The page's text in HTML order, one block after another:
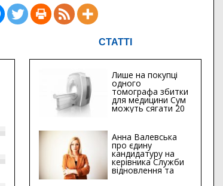
СТАТТІ
Лише на покупці
одного
томографа збитки
для медицини Сум
можуть сягати 20
мільйонів гривень
Анна Валевська
про єдину
кандидатуру на
керівника Служби
відновлення та
інфраструктури у